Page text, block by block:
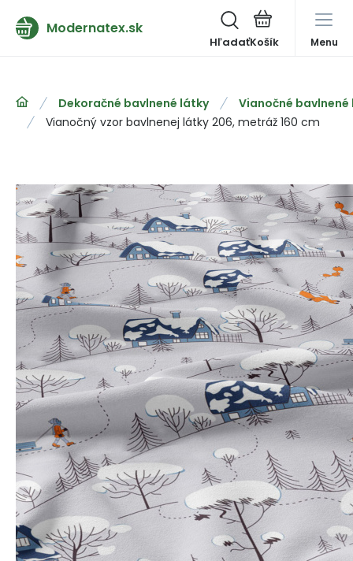
Modernatex.sk
Hľadať Menu
Dekoračné bavlnené látky
Vianočné
Vianočný vzor bavlnenej látky 206, metráž 160 cm